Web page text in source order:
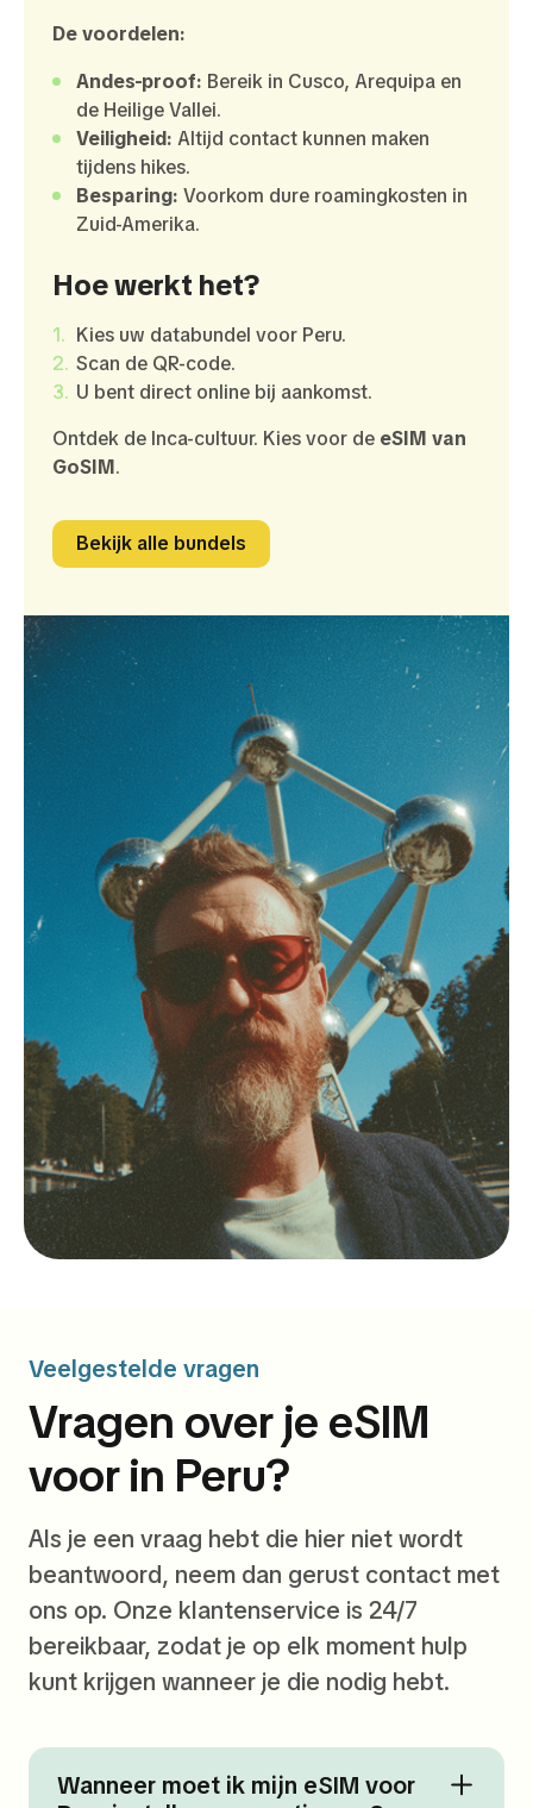
De voordelen:
Andes-proof: Bereik in Cusco, Arequipa en
de Heilige Vallei.
Veiligheid: Altijd contact kunnen maken
tijdens hikes.
Besparing: Voorkom dure roamingkosten in
Zuid-Amerika.
Hoe werkt het?
Kies uw databundel voor Peru.
Scan de QR-code.
U bent direct online bij aankomst.
Ontdek de Inca-cultuur. Kies voor de eSIM van
GoSIM.
Bekijk alle bundels
Veelgestelde vragen
Vragen over je eSIM
voor in Peru?
Als je een vraag hebt die hier niet wordt
beantwoord, neem dan gerust contact met
ons op. Onze klantenservice is 24/7
bereikbaar, zodat je op elk moment hulp
kunt krijgen wanneer je die nodig hebt.
Wanneer moet ik mijn eSIM voor